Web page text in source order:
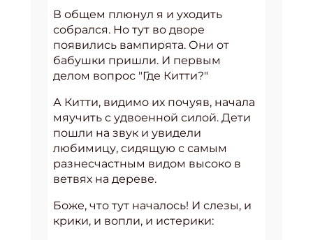
В общем плюнул я и уходить
собрался. Но тут во дворе
появились вампирята. Они от
бабушки пришли. И первым
делом вопрос "Где Китти?"
А Китти, видимо их почуяв, начала
мяучить с удвоенной силой. Дети
пошли на звук и увидели
любимицу, сидящую с самым
разнесчастным видом высоко в
ветвях на дереве.
Боже, что тут началось! И слезы, и
крики, и вопли, и истерики: